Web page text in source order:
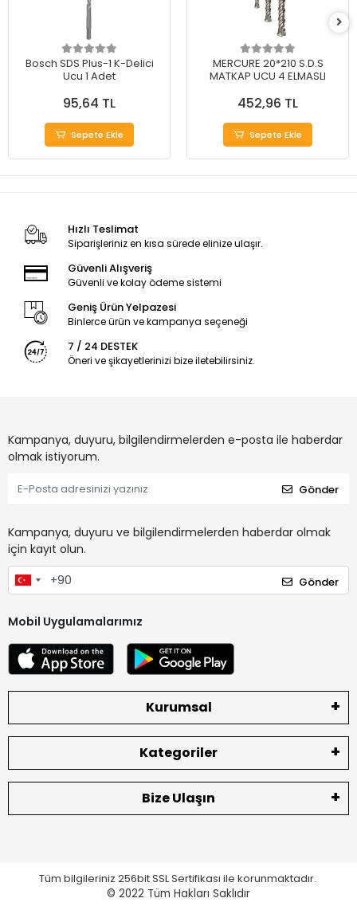
Bosch SDS Plus-1 K-Delici
Ucu 1 Adet
95,64 TL
Sepete Ekle
MERCURE 20*210 S.D.S
MATKAP UCU 4 ELMASLI
452,96 TL
Sepete Ekle
Hızlı Teslimat
Siparişleriniz en kısa sürede elinize ulaşır.
Güvenli Alışveriş
Güvenli ve kolay ödeme sistemi
Geniş Ürün Yelpazesi
Binlerce ürün ve kampanya seçeneği
7 / 24 DESTEK
Öneri ve şikayetlerinizi bize iletebilirsiniz.
Kampanya, duyuru, bilgilendirmelerden e-posta ile haberdar
olmak istiyorum.
Gönder
Kampanya, duyuru ve bilgilendirmelerden haberdar olmak
için kayıt olun.
Gönder
Mobil Uygulamalarımız
Kurumsal
Kategoriler
Bize Ulaşın
Tüm bilgileriniz 256bit SSL Sertifikası ile korunmaktadır.
© 2022 Tüm Hakları Saklıdır